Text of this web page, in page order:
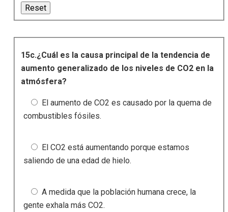
15c.¿Cuál es la causa principal de la tendencia de
aumento generalizado de los niveles de CO2 en la
atmósfera?
El aumento de CO2 es causado por la quema de
combustibles fósiles.
El CO2 está aumentando porque estamos
saliendo de una edad de hielo.
A medida que la población humana crece, la
gente exhala más CO2.